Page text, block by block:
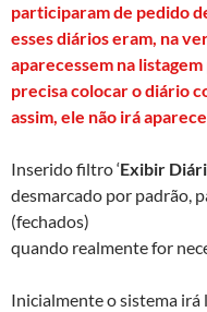
participaram de pedido
esses diários eram, na
aparecessem na
precisa colocar o diário
assim, ele não irá
Inserido filtro ‘Exibir
desmarcado por padrão,
(fechados)
quando realmente for
Inicialmente o sistema irá